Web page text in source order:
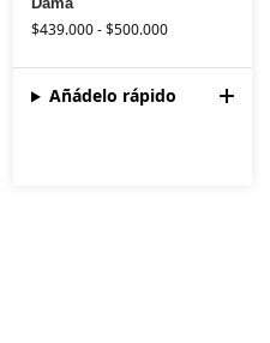
$439.000-$500.000
Añádelo rápido